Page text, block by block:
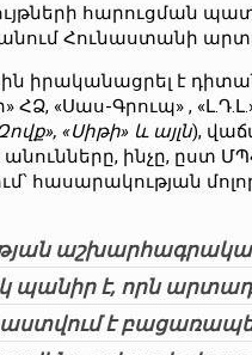
հարուցման
Հունաստանի
իրականացրել է
ՀՁ, «Սաս-Գրուպ» ,
«Սիթի» և այլն),
ինչը, ըստ
հասարակության
պանիր է, որն
է